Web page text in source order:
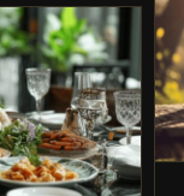
des
premium
des